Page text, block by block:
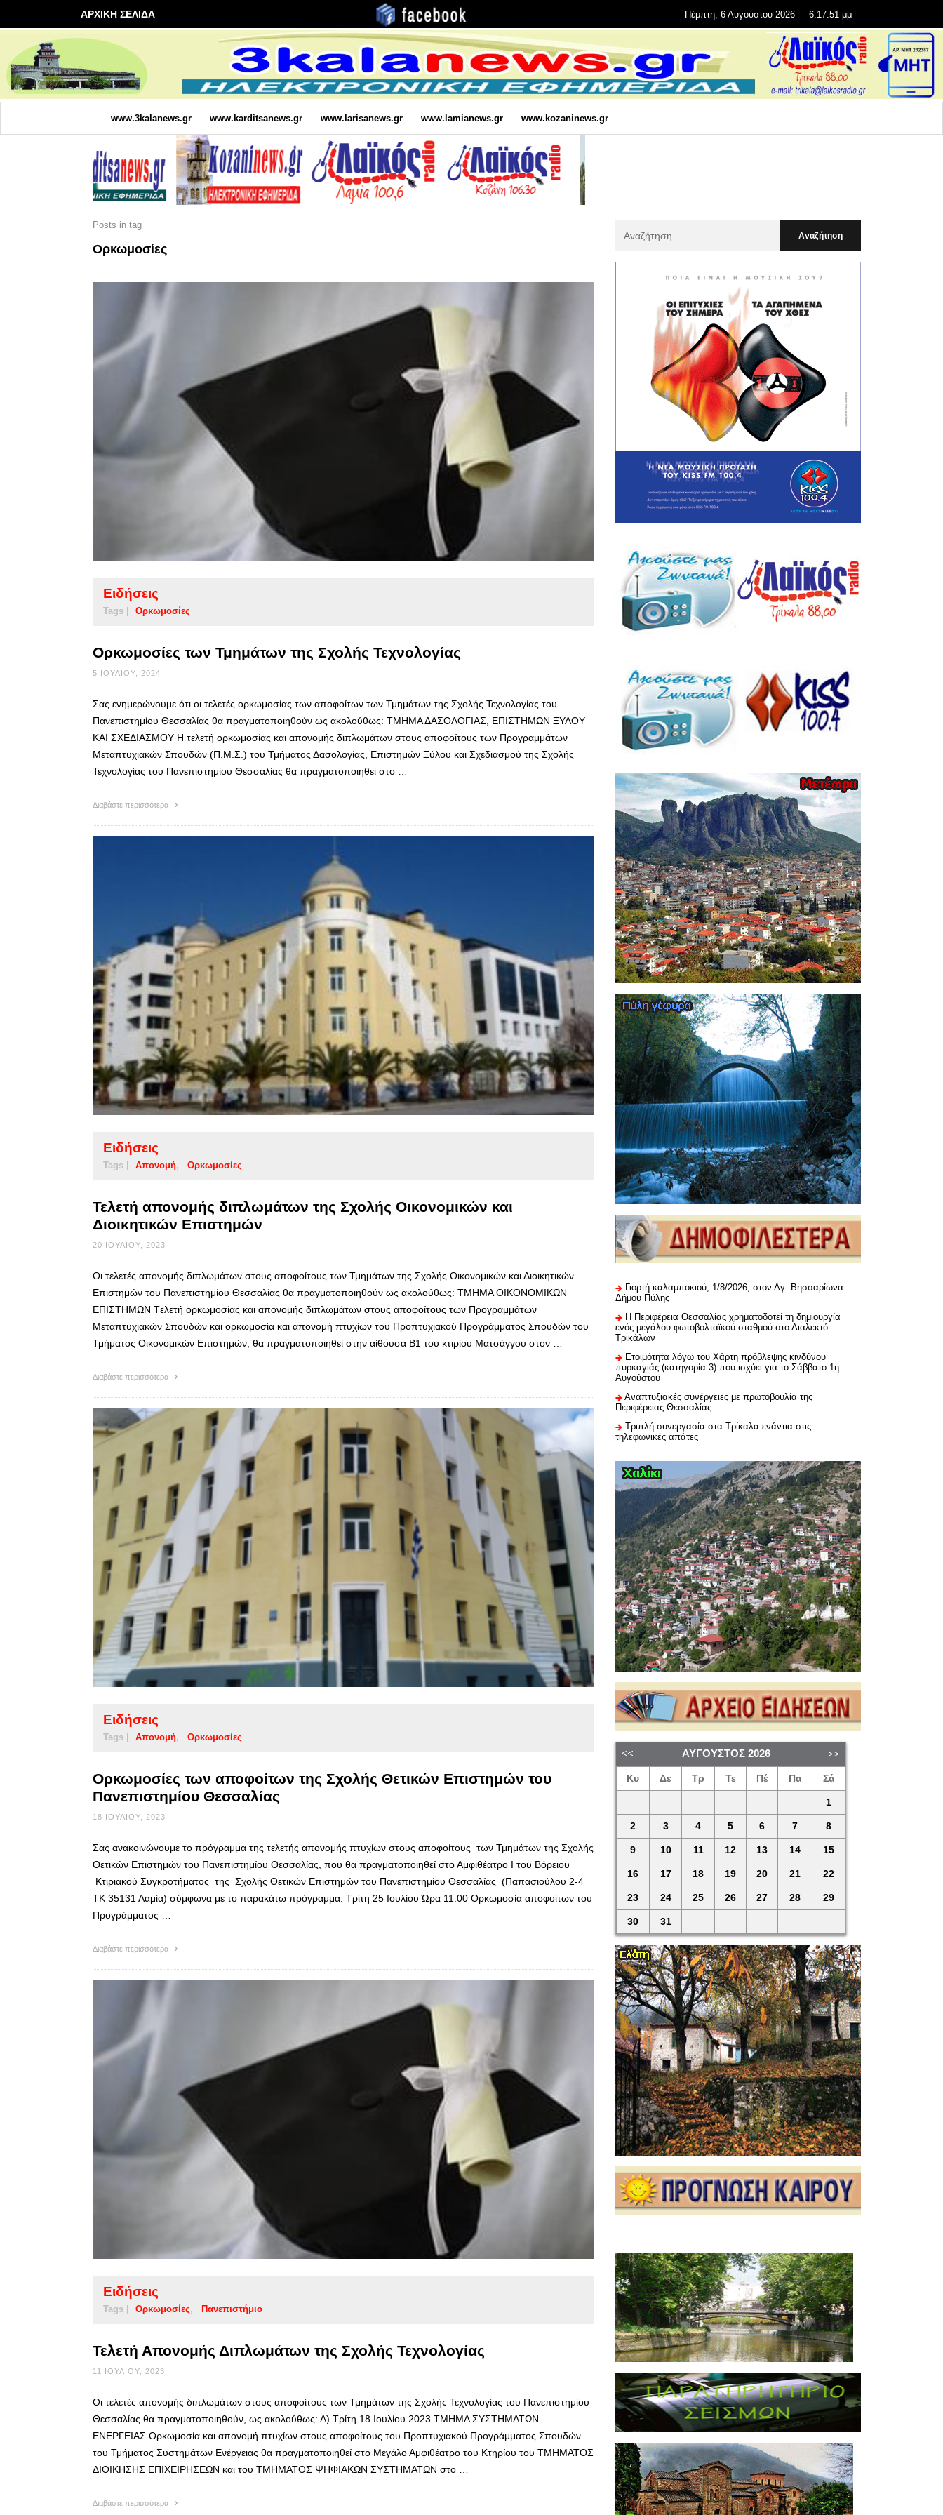
ΑΡΧΙΚΗ ΣΕΛΙΔΑ Πέμπτη, 6 Αυγούστου 2026 6:17:53 μμ
www.3kalanews.gr www.karditsanews.gr www.larisanews.gr www.lamianews.gr www.kozaninews.gr
Posts in tag
Ορκωμοσίες
Ειδήσεις
Tags | Ορκωμοσίες
Ορκωμοσίες των Τμημάτων της Σχολής Τεχνολογίας
5 ΙΟΥΛΊΟΥ, 2024
Σας ενημερώνουμε ότι οι τελετές ορκωμοσίας των αποφοίτων των Τμημάτων της Σχολής Τεχνολογίας του
Πανεπιστημίου Θεσσαλίας θα πραγματοποιηθούν ως ακολούθως: ΤΜΗΜΑ ΔΑΣΟΛΟΓΙΑΣ, ΕΠΙΣΤΗΜΩΝ ΞΥΛΟΥ
ΚΑΙ ΣΧΕΔΙΑΣΜΟΥ Η τελετή ορκωμοσίας και απονομής διπλωμάτων στους αποφοίτους των Προγραμμάτων
Μεταπτυχιακών Σπουδών (Π.Μ.Σ.) του Τμήματος Δασολογίας, Επιστημών Ξύλου και Σχεδιασμού της Σχολής
Τεχνολογίας του Πανεπιστημίου Θεσσαλίας θα πραγματοποιηθεί στο …
Διαβάστε περισσότερα
Ειδήσεις
Tags | Απονομή Ορκωμοσίες
Τελετή απονομής διπλωμάτων της Σχολής Οικονομικών και
Διοικητικών Επιστημών
20 ΙΟΥΛΊΟΥ, 2023
Οι τελετές απονομής διπλωμάτων στους αποφοίτους των Τμημάτων της Σχολής Οικονομικών και Διοικητικών
Επιστημών του Πανεπιστημίου Θεσσαλίας θα πραγματοποιηθούν ως ακολούθως: ΤΜΗΜΑ ΟΙΚΟΝΟΜΙΚΩΝ
ΕΠΙΣΤΗΜΩΝ Tελετή ορκωμοσίας και απονομής διπλωμάτων στους αποφοίτους των Προγραμμάτων
Μεταπτυχιακών Σπουδών και ορκωμοσία και απονομή πτυχίων του Προπτυχιακού Προγράμματος Σπουδών του
Τμήματος Οικονομικών Επιστημών, θα πραγματοποιηθεί στην αίθουσα Β1 του κτιρίου Ματσάγγου στον …
Διαβάστε περισσότερα
Ειδήσεις
Tags | Απονομή Ορκωμοσίες
Ορκωμοσίες των αποφοίτων της Σχολής Θετικών Επιστημών του
Πανεπιστημίου Θεσσαλίας
18 ΙΟΥΛΊΟΥ, 2023
Σας ανακοινώνουμε το πρόγραμμα της τελετής απονομής πτυχίων στους αποφοίτους των Τμημάτων της Σχολής
Θετικών Επιστημών του Πανεπιστημίου Θεσσαλίας, που θα πραγματοποιηθεί στο Αμφιθέατρο Ι του Bόρειου
Κτιριακού Συγκροτήματος της Σχολής Θετικών Επιστημών του Πανεπιστημίου Θεσσαλίας (Παπασιούλου 2-4
ΤΚ 35131 Λαμία) σύμφωνα με το παρακάτω πρόγραμμα: Τρίτη 25 Ιουλίου Ώρα 11.00 Ορκωμοσία αποφοίτων του
Προγράμματος …
Διαβάστε περισσότερα
Ειδήσεις
Tags | Ορκωμοσίες Πανεπιστήμιο
Τελετή Απονομής Διπλωμάτων της Σχολής Τεχνολογίας
11 ΙΟΥΛΊΟΥ, 2023
Οι τελετές απονομής διπλωμάτων στους αποφοίτους των Τμημάτων της Σχολής Τεχνολογίας του Πανεπιστημίου
Θεσσαλίας θα πραγματοποιηθούν, ως ακολούθως: Α) Τρίτη 18 Ιουλίου 2023 ΤΜΗΜΑ ΣΥΣΤΗΜΑΤΩΝ
ΕΝΕΡΓΕΙΑΣ Ορκωμοσία και απονομή πτυχίων στους αποφοίτους του Προπτυχιακού Προγράμματος Σπουδών
του Τμήματος Συστημάτων Ενέργειας θα πραγματοποιηθεί στο Μεγάλο Αμφιθέατρο του Κτηρίου του ΤΜΗΜΑΤΟΣ
ΔΙΟΙΚΗΣΗΣ ΕΠΙΧΕΙΡΗΣΕΩΝ και του ΤΜΗΜΑΤΟΣ ΨΗΦΙΑΚΩΝ ΣΥΣΤΗΜΑΤΩΝ στο …
Διαβάστε περισσότερα
:
Γιορτή καλαμποκιού, 1/8/2026, στον Αγ. Βησσαρίωνα
Δήμου Πύλης
H Περιφέρεια Θεσσαλίας χρηματοδοτεί τη δημιουργία
ενός μεγάλου φωτοβολταϊκού σταθμού στο Διαλεκτό
Τρικάλων
Ετοιμότητα λόγω του Χάρτη πρόβλεψης κινδύνου
πυρκαγιάς (κατηγορία 3) που ισχύει για το Σάββατο 1η
Αυγούστου
Αναπτυξιακές συνέργειες με πρωτοβουλία της
Περιφέρειας Θεσσαλίας
Τριπλή συνεργασία στα Τρίκαλα ενάντια στις
τηλεφωνικές απάτες
ΑΎΓΟΥΣΤΟΣ 2026
Κυ Δε Τρ Τε Πέ Πα Σά
1
2 3 4 5 6 7 8
9 10 11 12 13 14 15
16 17 18 19 20 21 22
23 24 25 26 27 28 29
30 31